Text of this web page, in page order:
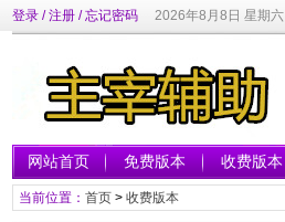
登录/注册/忘记密码 2026年8月8日 星期六
网站首页 免费版本 收费版本
当前位置： 首页> 收费版本